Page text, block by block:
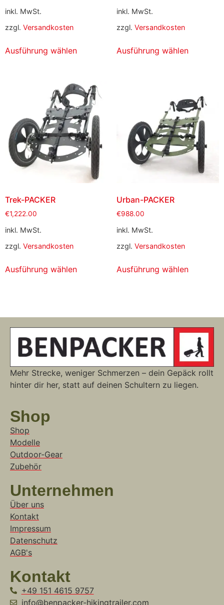
inkl. MwSt.
zzgl. Versandkosten
Ausführung wählen
inkl. MwSt.
zzgl. Versandkosten
Ausführung wählen
Trek-PACKER
€1,222.00
inkl. MwSt.
zzgl. Versandkosten
Ausführung wählen
Urban-PACKER
€988.00
inkl. MwSt.
zzgl. Versandkosten
Ausführung wählen
Mehr Strecke, weniger Schmerzen – dein Gepäck rollt
hinter dir her, statt auf deinen Schultern zu liegen.
Shop
Shop
Modelle
Outdoor-Gear
Zubehör
Unternehmen
Über uns
Kontakt
Impressum
Datenschutz
AGB's
Kontakt
+49 151 4615 9757
info@benpacker-hikingtrailer.com